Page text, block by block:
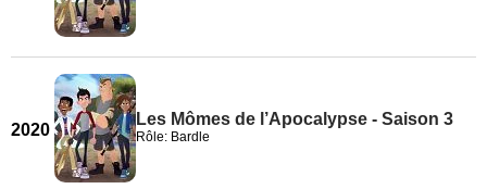
2020
Les Mômes de l’Apocalypse - Saison 3
Rôle: Bardle